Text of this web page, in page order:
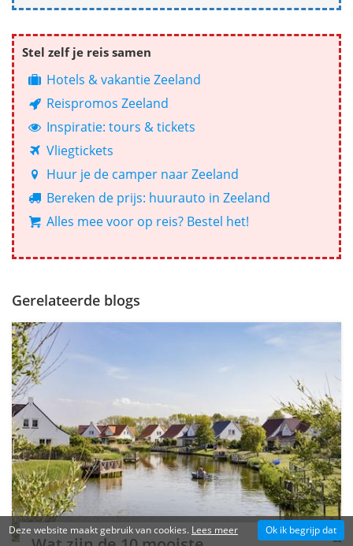
Stel zelf je reis samen
Hotels & vakantie Zeeland
Reispromos Zeeland
Inspiratie: tours & tickets
Vliegtickets
Huur je de camper naar Zeeland
Bereken de prijs: huurauto in Zeeland
Alles mee voor op reis? Bestel het!
Gerelateerde blogs
Deze website maakt gebruik van cookies. Lees meer Ok ik begrijp dat